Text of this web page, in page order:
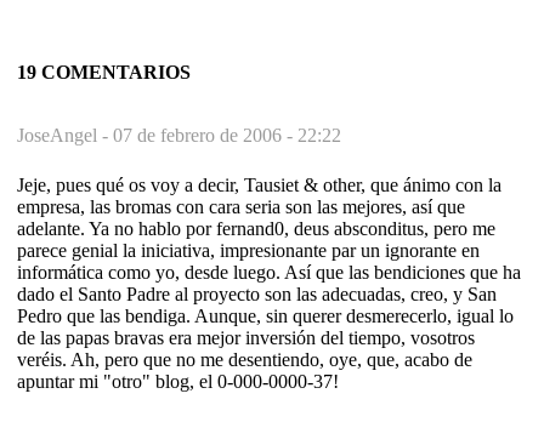
19 COMENTARIOS
JoseAngel - 07 de febrero de 2006 - 22:22
Jeje, pues qué os voy a decir, Tausiet & other, que ánimo con la
empresa, las bromas con cara seria son las mejores, así que
adelante. Ya no hablo por fernand0, deus absconditus, pero me
parece genial la iniciativa, impresionante par un ignorante en
informática como yo, desde luego. Así que las bendiciones que ha
dado el Santo Padre al proyecto son las adecuadas, creo, y San
Pedro que las bendiga. Aunque, sin querer desmerecerlo, igual lo
de las papas bravas era mejor inversión del tiempo, vosotros
veréis. Ah, pero que no me desentiendo, oye, que, acabo de
apuntar mi "otro" blog, el 0-000-0000-37!